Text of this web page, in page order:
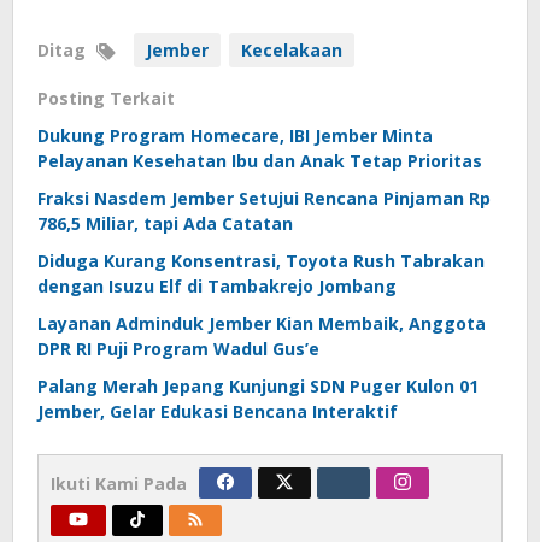
Ditag Jember Kecelakaan
Posting Terkait
Dukung Program Homecare, IBI Jember Minta
Pelayanan Kesehatan Ibu dan Anak Tetap Prioritas
Fraksi Nasdem Jember Setujui Rencana Pinjaman Rp
786,5 Miliar, tapi Ada Catatan
Diduga Kurang Konsentrasi, Toyota Rush Tabrakan
dengan Isuzu Elf di Tambakrejo Jombang
Layanan Adminduk Jember Kian Membaik, Anggota
DPR RI Puji Program Wadul Gus’e
Palang Merah Jepang Kunjungi SDN Puger Kulon 01
Jember, Gelar Edukasi Bencana Interaktif
Ikuti Kami Pada